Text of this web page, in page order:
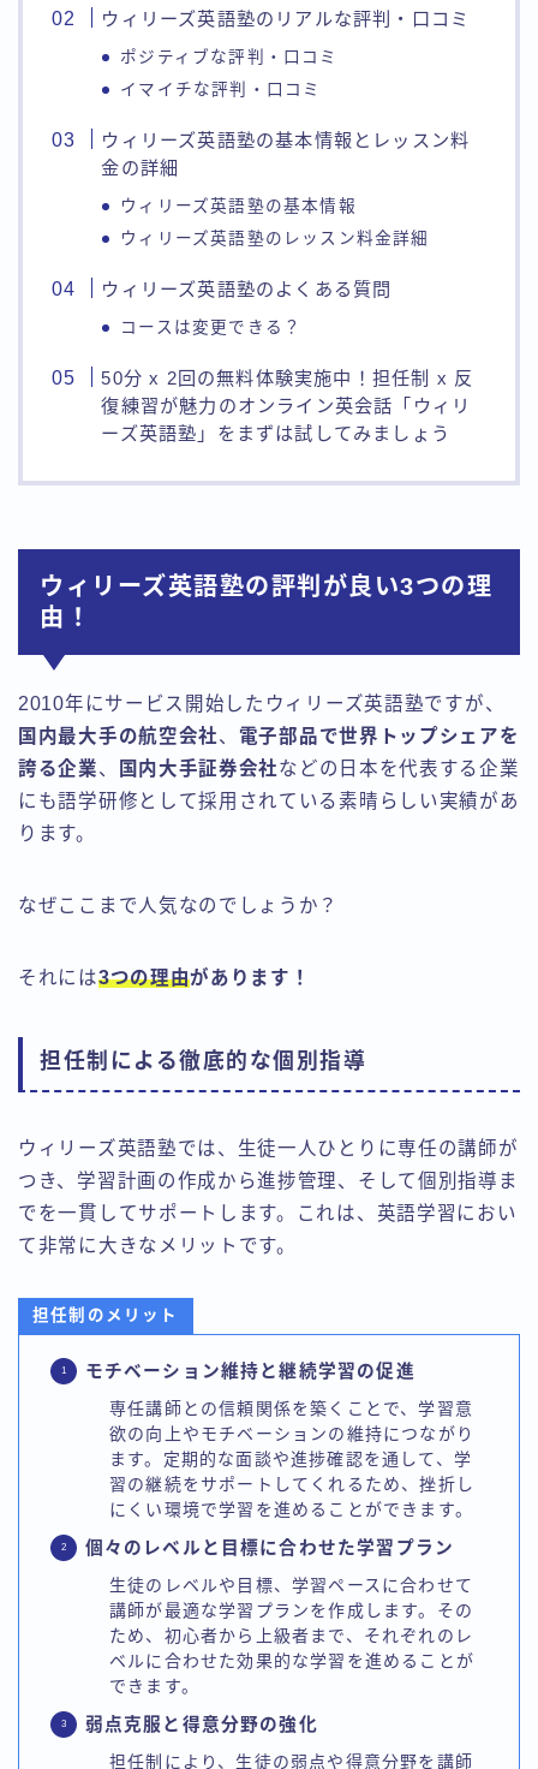
ウィリーズ英語塾のリアルな評判・口コミ
ポジティブな評判・口コミ
イマイチな評判・口コミ
ウィリーズ英語塾の基本情報とレッスン料
金の詳細
ウィリーズ英語塾の基本情報
ウィリーズ英語塾のレッスン料金詳細
ウィリーズ英語塾のよくある質問
コースは変更できる？
50分 x 2回の無料体験実施中！担任制 x 反
復練習が魅力のオンライン英会話「ウィリ
ーズ英語塾」をまずは試してみましょう
ウィリーズ英語塾の評判が良い3つの理
由！
2010年にサービス開始したウィリーズ英語塾ですが、
国内最大手の航空会社、 電子部品で世界トップシェアを
誇る企業、 国内大手証券会社などの日本を代表する企業
にも語学研修として採用されている素晴らしい実績があ
ります。
なぜここまで人気なのでしょうか？
それには3つの理由があります！
担任制による徹底的な個別指導
ウィリーズ英語塾では、生徒一人ひとりに専任の講師が
つき、学習計画の作成から進捗管理、そして個別指導ま
でを一貫してサポートします。これは、英語学習におい
て非常に大きなメリットです。
担任制のメリット
モチベーション維持と継続学習の促進
専任講師との信頼関係を築くことで、学習意
欲の向上やモチベーションの維持につながり
ます。定期的な面談や進捗確認を通して、学
習の継続をサポートしてくれるため、挫折し
にくい環境で学習を進めることができます。
個々のレベルと目標に合わせた学習プラン
生徒のレベルや目標、学習ペースに合わせて
講師が最適な学習プランを作成します。その
ため、初心者から上級者まで、それぞれのレ
ベルに合わせた効果的な学習を進めることが
できます。
弱点克服と得意分野の強化
担任制により、生徒の弱点や得意分野を講師